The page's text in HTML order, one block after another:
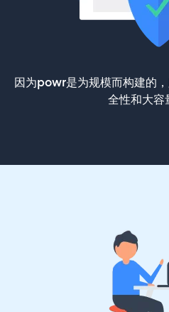
因为powr是为规模而构建的
全性和大容